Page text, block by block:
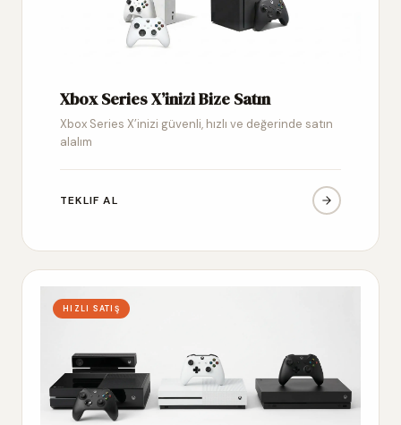
Xbox Series X’inizi Bize Satın
Xbox Series X’inizi güvenli, hızlı ve değerinde satın
alalım
TEKLIF AL
HIZLI SATIŞ